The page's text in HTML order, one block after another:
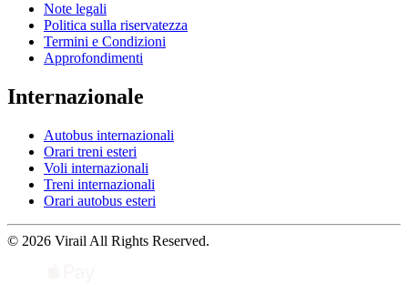
Note legali
Politica sulla riservatezza
Termini e Condizioni
Approfondimenti
Internazionale
Autobus internazionali
Orari treni esteri
Voli internazionali
Treni internazionali
Orari autobus esteri
© 2026 Virail All Rights Reserved.